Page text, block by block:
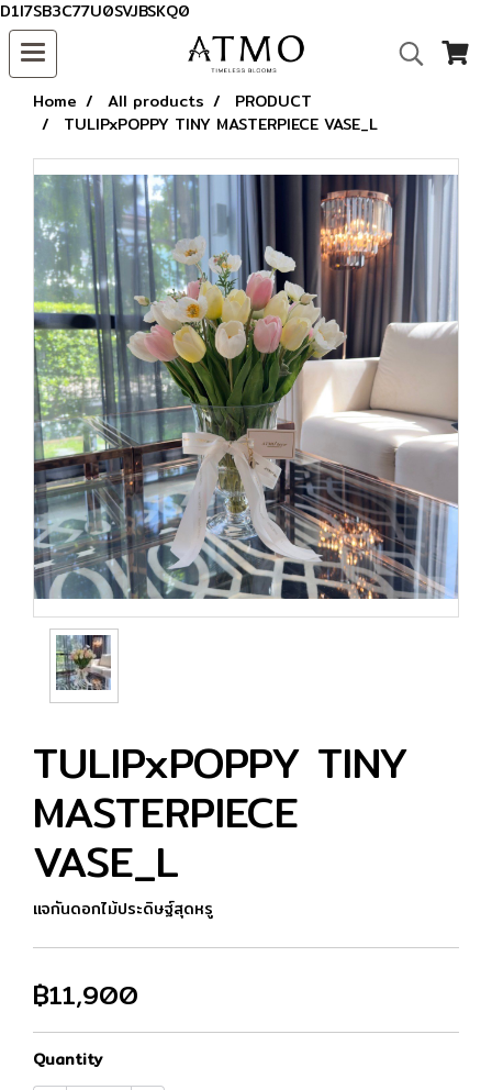
D1I7SB3C77U0SVJBSKQ0
Home All products
PRODUCT
TULIPxPOPPY TINY MASTERPIECE VASE_L
TULIPxPOPPY TINY
MASTERPIECE
VASE_L
แจกันดอกไม้ประดิษฐ์สุดหรู
฿11,900
Quantity